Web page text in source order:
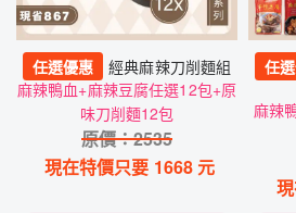
任選優惠
經典麻辣刀削麵組
麻辣鴨血+麻辣豆腐任選12包+原
味刀削麵12包
原價：2535
現在特價只要 1668 元
任
麻辣